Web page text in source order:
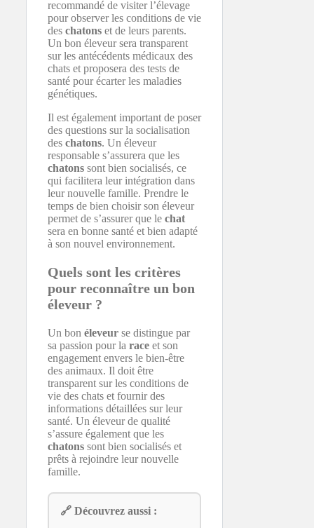
recommandé de visiter l’élevage
pour observer les conditions de vie
des chatons et de leurs parents.
Un bon éleveur sera transparent
sur les antécédents médicaux des
chats et proposera des tests de
santé pour écarter les maladies
génétiques.
Il est également important de poser
des questions sur la socialisation
des chatons. Un éleveur
responsable s’assurera que les
chatons sont bien socialisés, ce
qui facilitera leur intégration dans
leur nouvelle famille. Prendre le
temps de bien choisir son éleveur
permet de s’assurer que le chat
sera en bonne santé et bien adapté
à son nouvel environnement.
Quels sont les critères
pour reconnaître un bon
éleveur ?
Un bon éleveur se distingue par
sa passion pour la race et son
engagement envers le bien-être
des animaux. Il doit être
transparent sur les conditions de
vie des chats et fournir des
informations détaillées sur leur
santé. Un éleveur de qualité
s’assure également que les
chatons sont bien socialisés et
prêts à rejoindre leur nouvelle
famille.
🔗 Découvrez aussi :